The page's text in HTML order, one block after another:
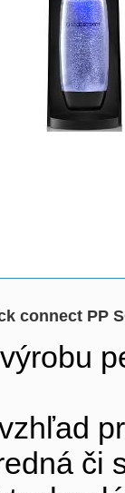
connect PP
či